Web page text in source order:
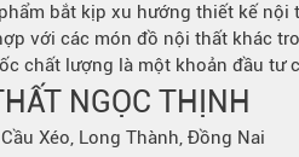
bắt kịp xu hướng thiết kế
với các món đồ nội thất khác
chất lượng là một khoản đầu
NGỌC THỊNH
Xéo, Long Thành, Đồng Nai